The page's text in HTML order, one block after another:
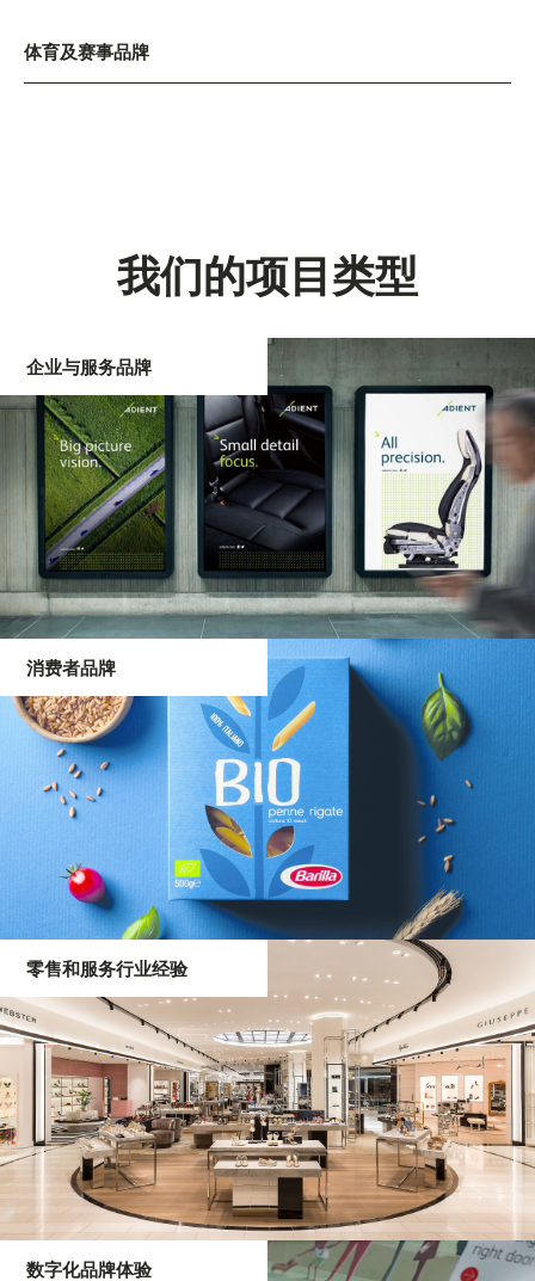
体育及赛事品牌
我们的项目类型
企业与服务品牌
消费者品牌
零售和服务行业经验
数字化品牌体验